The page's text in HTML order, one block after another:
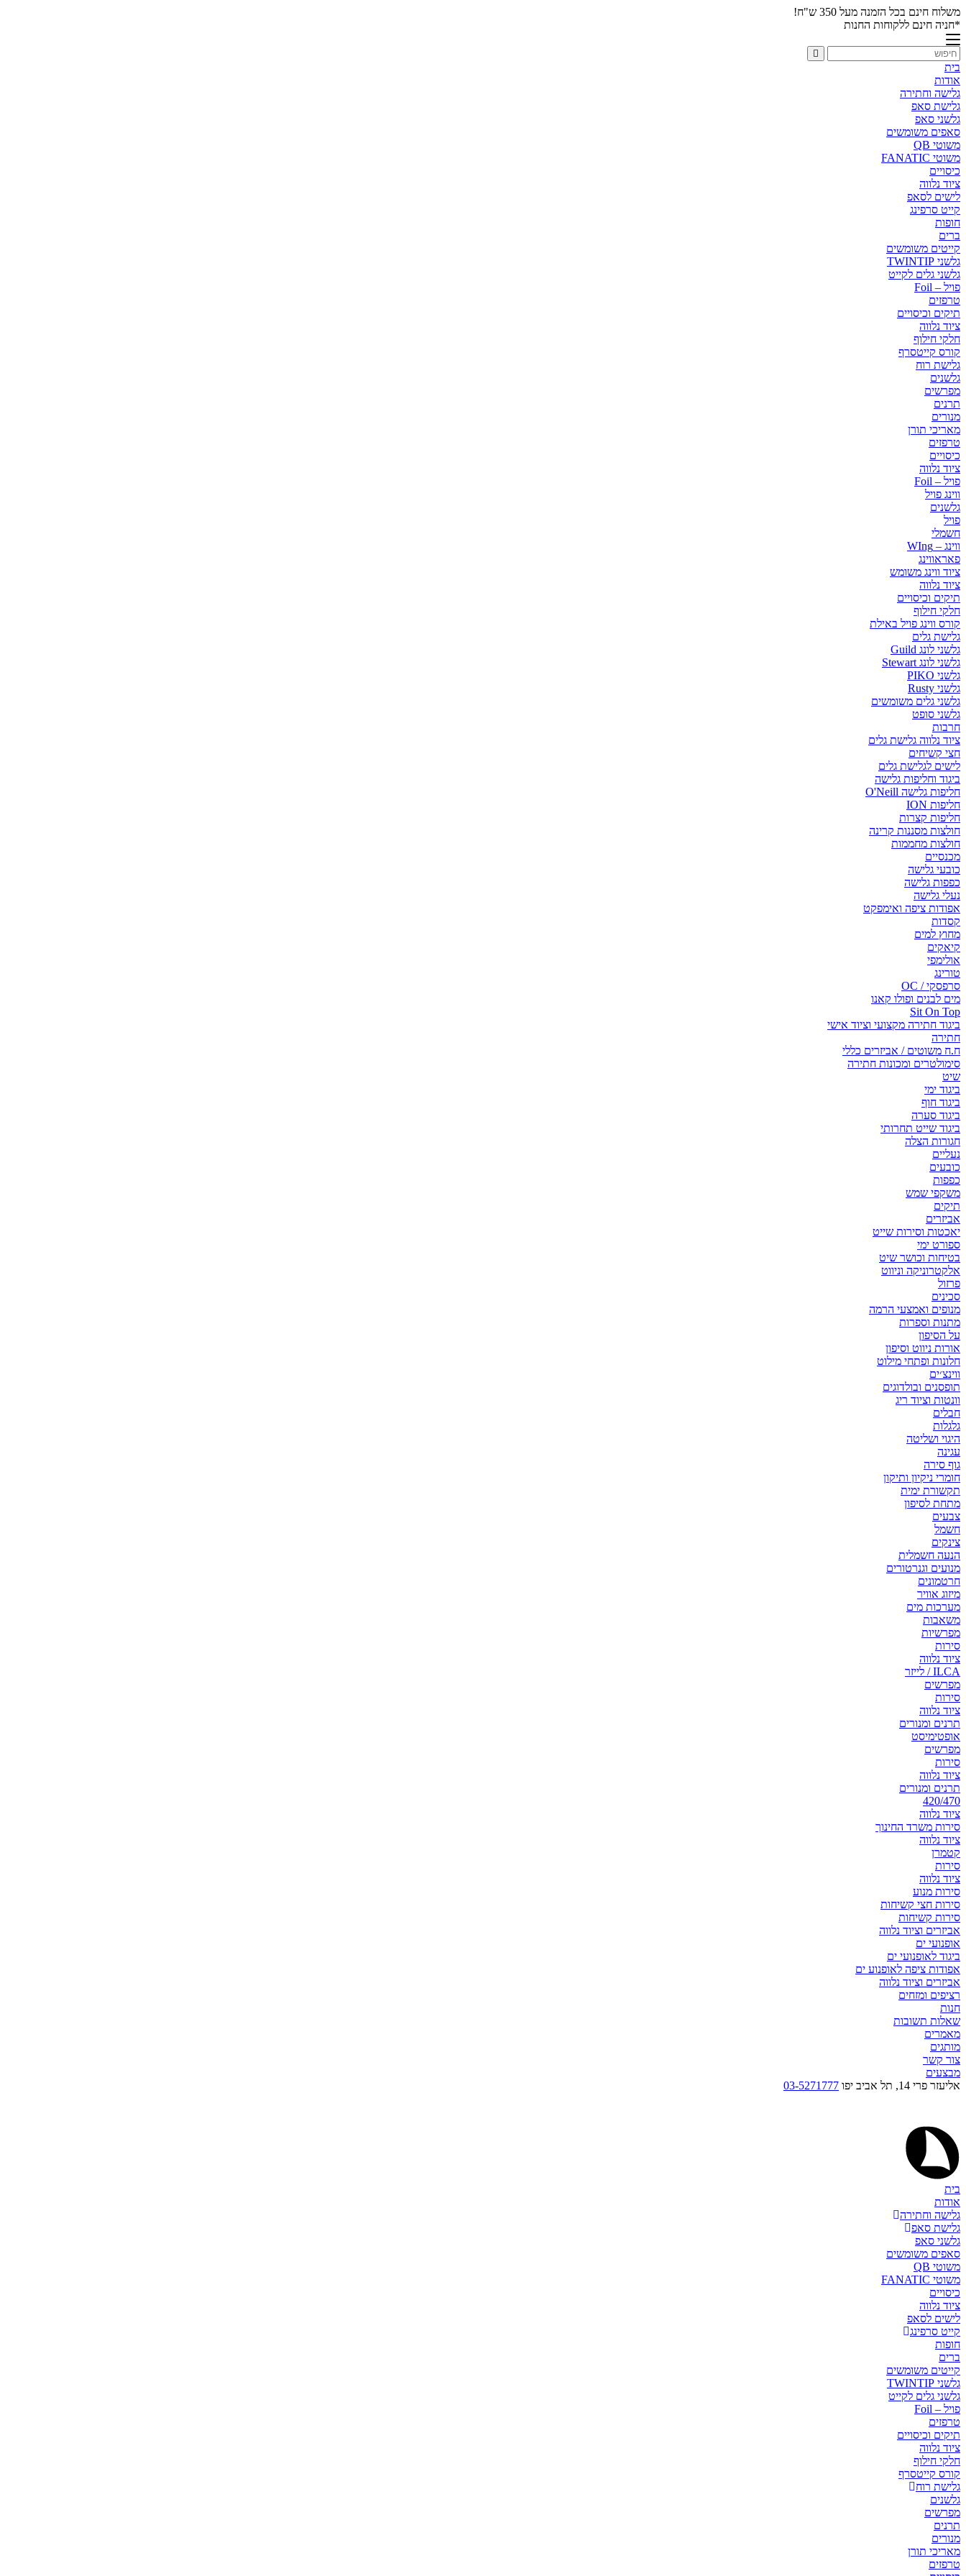
משלוח חינם בכל הזמנה מעל 350 ש"ח!
*חניה חינם ללקוחות החנות
בית
אודות
גלישה וחתירה
גלישת סאפ
גלשני סאפ
סאפים משומשים
משוטי QB
משוטי FANATIC
כיסויים
ציוד נלווה
לישים לסאפ
קייט סרפינג
חופות
ברים
קייטים משומשים
גלשני TWINTIP
גלשני גלים לקייט
פויל – Foil
טרפזים
תיקים וכיסויים
ציוד נלווה
חלקי חילוף
קורס קייטסרף
גלישת רוח
גלשנים
מפרשים
תרנים
מנורים
מאריכי תורן
טרפזים
כיסויים
ציוד נלווה
פויל – Foil
ווינג פויל
גלשנים
פויל
חשמלי
ווינג – WIng
פאראווינג
ציוד ווינג משומש
ציוד נלווה
תיקים וכיסויים
חלקי חילוף
קורס ווינג פויל באילת
גלישת גלים
גלשני לונג Guild
גלשני לונג Stewart
גלשני PIKO
גלשני Rusty
גלשני גלים משומשים
גלשני סופט
חרבות
ציוד נלווה גלישת גלים
חצי קשיחים
לישים לגלישת גלים
ביגוד וחליפות גלישה
חליפות גלישה O'Neill
חליפות ION
חליפות קצרות
חולצות מסננות קרינה
חולצות מחממות
מכנסיים
כובעי גלישה
כפפות גלישה
נעלי גלישה
אפודות ציפה ואימפקט
קסדות
מחוץ למים
קיאקים
אולימפי
טורינג
סרפסקי / OC
מים לבנים ופולו קאנו
Sit On Top
ביגוד חתירה מקצועי וציוד אישי
חתירה
ח.ח משוטים / אביזרים כללי
סימולטרים ומכונות חתירה
שיט
ביגוד ימי
ביגוד חוף
ביגוד סערה
ביגוד שייט תחרותי
חגורות הצלה
נעליים
כובעים
כפפות
משקפי שמש
תיקים
אביזרים
יאכטות וסירות שייט
ספורט ימי
בטיחות וכושר שיט
אלקטרוניקה וניווט
פרזול
סכינים
מנופים ואמצעי הרמה
מתנות וספרות
על הסיפון
אורות ניווט וסיפון
חלונות ופתחי מילוט
ווינצ׳ים
תופסנים ובולדוגים
וונטות וציוד ריג
חבלים
גלגלות
היגוי ושליטה
עגינה
גוף סירה
חומרי ניקיון ותיקון
תקשורת ימית
מתחת לסיפון
צבעים
חשמל
צינקים
הנעה חשמלית
מנועים וגנרטורים
חרטמונים
מיזוג אוויר
מערכות מים
משאבות
מפרשיות
סירות
ציוד נלווה
ILCA / לייזר
מפרשים
סירות
ציוד נלווה
תרנים ומנורים
אופטימיסט
מפרשים
סירות
ציוד נלווה
תרנים ומנורים
420/470
ציוד נלווה
סירות משרד החינוך
ציוד נלווה
קטמרן
סירות
ציוד נלווה
סירות מנוע
סירות חצי קשיחות
סירות קשיחות
אביזרים וציוד נלווה
אופנועי ים
ביגוד לאופנועי ים
אפודות ציפה לאופנוע ים
אביזרים וציוד נלווה
רציפים ומזחים
חנות
שאלות תשובות
מאמרים
מותגים
צור קשר
מבצעים
אליעזר פרי 14, תל אביב יפו
03-5271777
בית
אודות
גלישה וחתירה
גלישת סאפ
גלשני סאפ
סאפים משומשים
משוטי QB
משוטי FANATIC
כיסויים
ציוד נלווה
לישים לסאפ
קייט סרפינג
חופות
ברים
קייטים משומשים
גלשני TWINTIP
גלשני גלים לקייט
פויל – Foil
טרפזים
תיקים וכיסויים
ציוד נלווה
חלקי חילוף
קורס קייטסרף
גלישת רוח
גלשנים
מפרשים
תרנים
מנורים
מאריכי תורן
טרפזים